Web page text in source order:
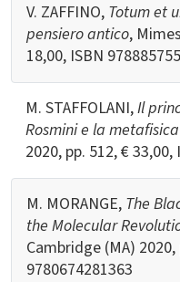
V. ZAFFINO, Totum et
pensiero antico,
18,00, ISBN
M. STAFFOLANI,Il
Rosmini e la
2020, pp. 512, €
M. MORANGE, The
the Molecular
Cambridge (MA)
9780674281363